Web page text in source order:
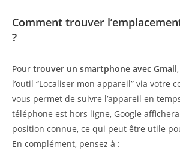
Comment trouver
?
Pour trouver un smartphone avec Gmail
l’outil “Localiser mon appareil” via votre
vous permet de suivre l’appareil en
téléphone est hors ligne, Google
position connue, ce qui peut être utile
En complément, pensez à :